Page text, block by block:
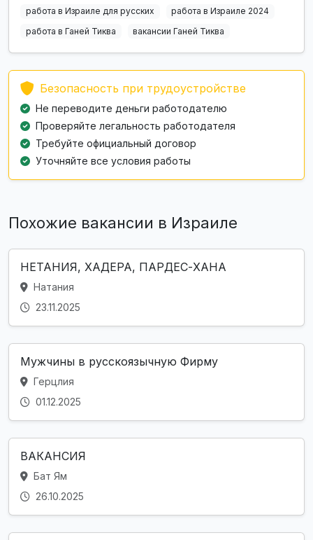
работа в Израиле для русских
работа в Израиле 2024
работа в Ганей Тиква
вакансии Ганей Тиква
Безопасность при трудоустройстве
Не переводите деньги работодателю
Проверяйте легальность работодателя
Требуйте официальный договор
Уточняйте все условия работы
Похожие вакансии в Израиле
НЕТАНИЯ, ХАДЕРА, ПАРДЕС-ХАНА
Натания
23.11.2025
Мужчины в русскоязычную Фирму
Герцлия
01.12.2025
ВАКАНСИЯ
Бат Ям
26.10.2025